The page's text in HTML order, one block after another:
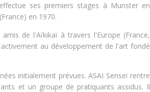
ses premiers stages à Munster en
en 1970.
de l'Aïkikaï à travers l'Europe (France,
au développement de l'art fondé
initialement prévues. ASAI Senseï rentre
et un groupe de pratiquants assidus. Il